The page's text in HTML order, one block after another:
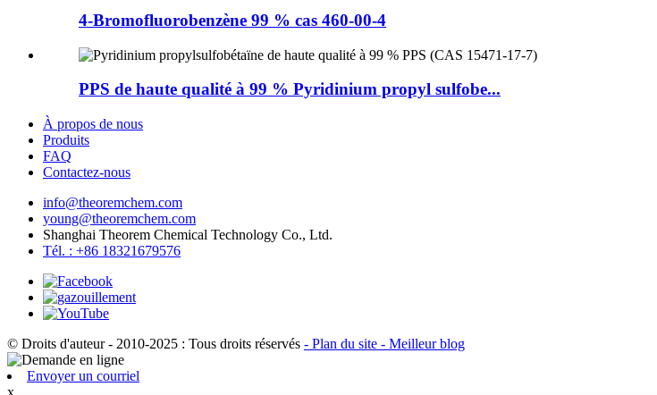
4-Bromofluorobenzène 99 % cas 460-00-4
PPS de haute qualité à 99 % Pyridinium propyl sulfobe...
À propos de nous
Produits
FAQ
Contactez-nous
info@theoremchem.com
young@theoremchem.com
Shanghai Theorem Chemical Technology Co., Ltd.
Tél. : +86 18321679576
© Droits d'auteur - 2010-2025 : Tous droits réservés - Plan du site - Meilleur blog
Envoyer un courriel
x